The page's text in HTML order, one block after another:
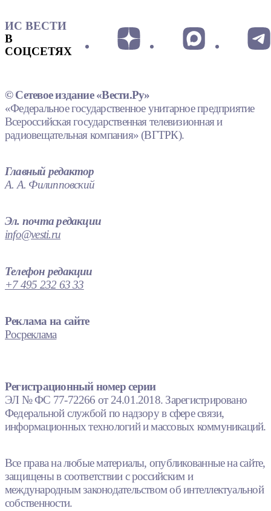
ИС ВЕСТИ
В
СОЦСЕТЯХ
© Сетевое издание «Вести.Ру»
«Федеральное государственное унитарное предприятие
Всероссийская государственная телевизионная и
радиовещательная компания» (ВГТРК).
Главный редактор
А. А. Филипповский
Эл. почта редакции
info@vesti.ru
Телефон редакции
+7 495 232 63 33
Реклама на сайте
Росреклама
Регистрационный номер серии
ЭЛ № ФС 77-72266 от 24.01.2018. Зарегистрировано
Федеральной службой по надзору в сфере связи,
информационных технологий и массовых коммуникаций.
Все права на любые материалы, опубликованные на сайте,
защищены в соответствии с российским и
международным законодательством об интеллектуальной
собственности.